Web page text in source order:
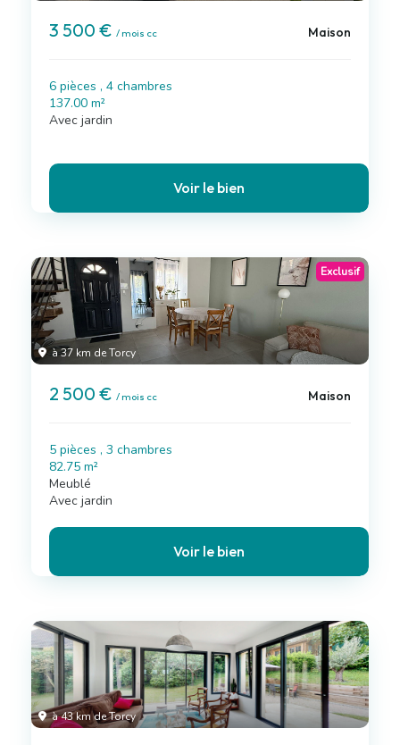
3 500 € / mois cc Maison
6 pièces , 4 chambres
137.00 m²
Avec jardin
Voir le bien
à 37 km de Torcy
Exclusif
2 500 € / mois cc Maison
5 pièces , 3 chambres
82.75 m²
Meublé
Avec jardin
Voir le bien
à 43 km de Torcy